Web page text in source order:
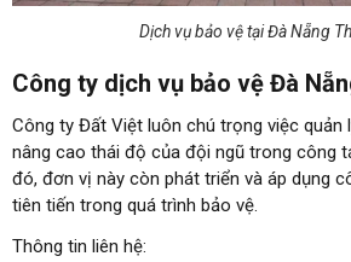
Dịch vụ bảo vệ tại Đà Nẵng
Công ty dịch vụ bảo vệ Đà
Công ty Đất Việt luôn chú trọng việc quản
nâng cao thái độ của đội ngũ trong công
đó, đơn vị này còn phát triển và áp dụng
tiên tiến trong quá trình bảo vệ.
Thông tin liên hệ: